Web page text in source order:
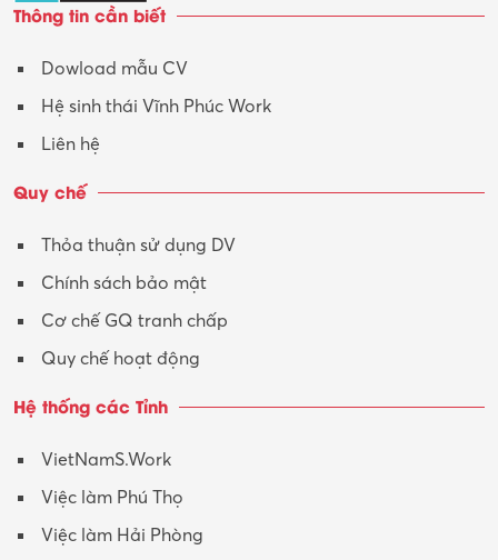
Tư vấn
Tư vấn – Kiến trúc
Y tế-Dược
Thông tin cần biết
Dowload mẫu CV
Hệ sinh thái Vĩnh Phúc Work
Liên hệ
Quy chế
Thỏa thuận sử dụng DV
Chính sách bảo mật
Cơ chế GQ tranh chấp
Quy chế hoạt động
Hệ thống các Tỉnh
VietNamS.Work
Việc làm Phú Thọ
Việc làm Hải Phòng